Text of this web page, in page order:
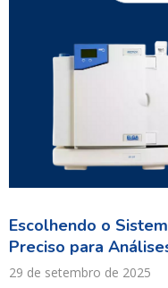
Escolhendo o
Preciso para
29 de setembro de 2025